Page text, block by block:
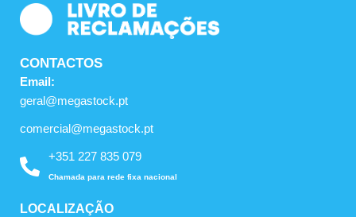
CONTACTOS
Email:
geral@megastock.pt
comercial@megastock.pt
+351 227 835 079
Chamada para rede fixa nacional
LOCALIZAÇÃO